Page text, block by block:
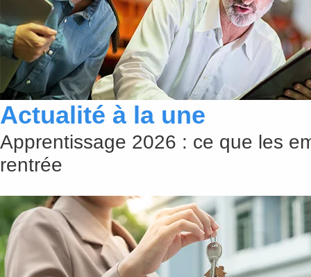
Actualité à la une
Apprentissage 2026 : ce que les
rentrée